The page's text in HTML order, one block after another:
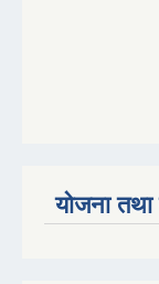
योजना